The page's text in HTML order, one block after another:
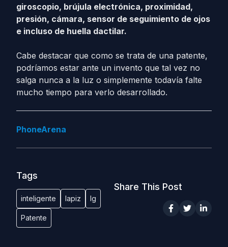
giroscopio, brújula electrónica, proximidad,
presión, cámara, sensor de seguimiento de ojos
e incluso de huella dactilar.
Cabe destacar que como se trata de una patente,
podríamos estar ante un invento que tal vez no
salga nunca a la luz o simplemente todavía falte
mucho tiempo para verlo desarrollado.
PhoneArena
Tags
inteligente lapiz lg
Patente
Share This Post